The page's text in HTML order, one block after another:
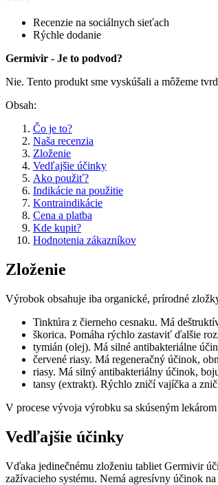
Recenzie na sociálnych sieťach
Rýchle dodanie
Germivir - Je to podvod?
Nie. Tento produkt sme vyskúšali a môžeme
Obsah:
Čo je to?
Naša recenzia
Zloženie
Vedľajšie účinky
Ako použiť?
Indikácie na použitie
Kontraindikácie
Cena a platba
Kde kupit?
Hodnotenia zákazníkov
Zloženie
Výrobok obsahuje iba organické, prírodné
Tinktúra z čierneho cesnaku. Má
škorica. Pomáha rýchlo zastaviť ďalšie
tymián (olej). Má silné antibakteriálne
červené riasy. Má regeneračný účinok,
riasy. Má silný antibakteriálny účinok,
tansy (extrakt). Rýchlo zničí vajíčka a
V procese vývoja výrobku sa skúseným
Vedľajšie účinky
Vďaka jedinečnému zloženiu tabliet Germivir
zažívacieho systému. Nemá agresívny účinok